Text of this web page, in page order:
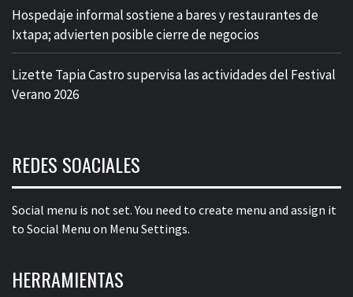
Hospedaje informal sostiene a bares y restaurantes de
Ixtapa; advierten posible cierre de negocios
Lizette Tapia Castro supervisa las actividades del Festival
Verano 2026
REDES SOACIALES
Social menu is not set. You need to create menu and assign it
to Social Menu on Menu Settings.
HERRAMIENTAS